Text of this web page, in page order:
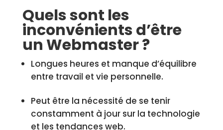
Quels sont les
inconvénients d’être
un Webmaster ?
Longues heures et manque d’équilibre
entre travail et vie personnelle.
Peut être la nécessité de se tenir
constamment à jour sur la technologie
et les tendances web.